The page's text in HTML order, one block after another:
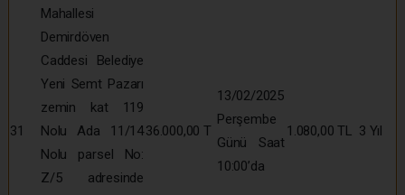
31
Mahallesi
Demirdöven
Caddesi Belediye
Yeni Semt Pazarı
zemin kat 119
Nolu Ada 11/14
Nolu parsel No:
Z/5 adresinde
36.000,00 T
13/02/2025
Perşembe
Günü Saat
10:00’da
1.080,00 TL 3 Yıl